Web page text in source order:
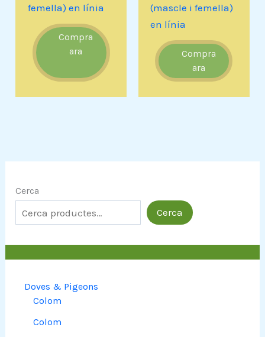
Cerca
Cerca
Doves & Pigeons
Colom
Colom
femella) en línia
Compra
ara
(mascle i femella)
en línia
Compra
ara